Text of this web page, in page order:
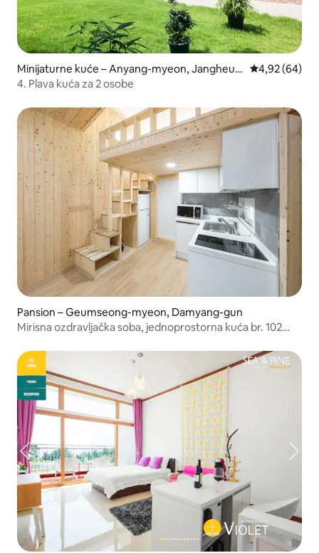
Minijaturne kuće – Anyang-myeon, Jangheun
g
Prosječna
4,92 (64)
4. Plava kuća za 2 osobe
Pansion – Geumseong-myeon, Damyang-gun
Mirisna ozdravljačka soba, jednoprostorna kuća br. 102